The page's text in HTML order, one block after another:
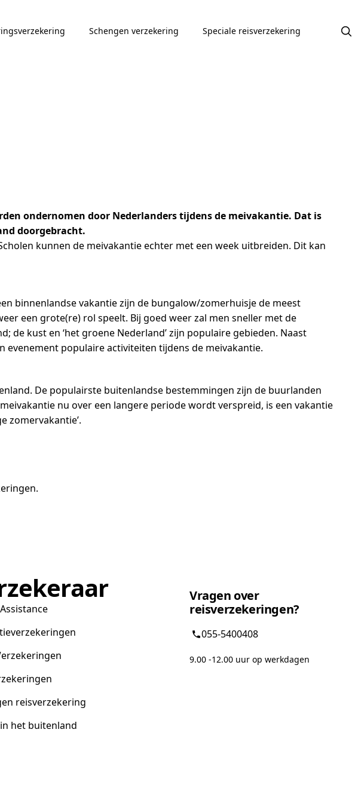
Schengen verzekering Speciale reisverzekering
ondernomen door Nederlanders tijdens de meivakantie. Dat is
doorgebracht.
kunnen de meivakantie echter met een week uitbreiden. Dit kan
binnenlandse vakantie zijn de bungalow/zomerhuisje de meest
een grote(re) rol speelt. Bij goed weer zal men sneller met de
kust en ‘het groene Nederland’ zijn populaire gebieden. Naast
populaire activiteiten tijdens de meivakantie.
De populairste buitenlandse bestemmingen zijn de buurlanden
nu over een langere periode wordt verspreid, is een vakantie
zomervakantie’.
reisverzekering
het buitenland
Vragen over
reisverzekeringen?
055-5400408
9.00 -12.00 uur op werkdagen